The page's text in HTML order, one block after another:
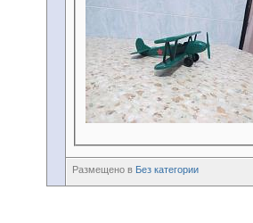
Размещено в Без категории